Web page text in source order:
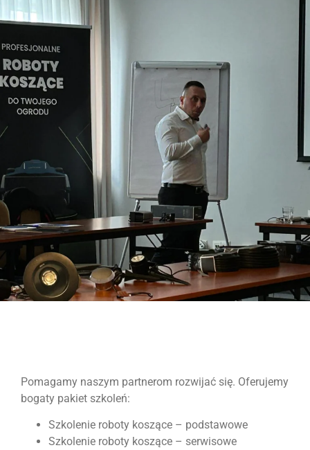
Pomagamy naszym partnerom rozwijać się. Oferujemy
bogaty pakiet szkoleń:
Szkolenie roboty koszące – podstawowe
Szkolenie roboty koszące – serwisowe